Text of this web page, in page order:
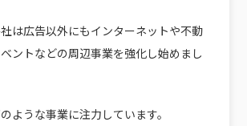
は広告以外にもインターネットや不動
ントなどの周辺事業を強化し始めまし
ような事業に注力しています。